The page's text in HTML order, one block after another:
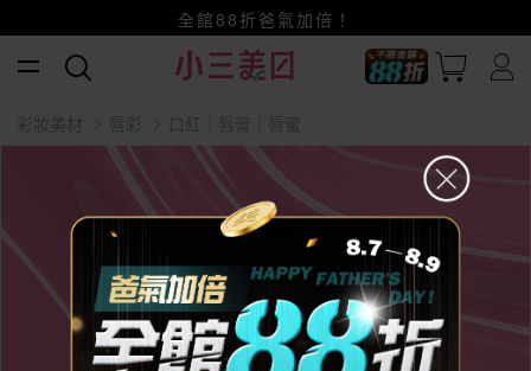
賺美幣~換好禮~立即換GO~
小三美日x全支付~美幣+全點折上折超划算
全館88折爸氣加倍！
彩妝美材 唇彩 口紅｜唇膏｜唇蜜